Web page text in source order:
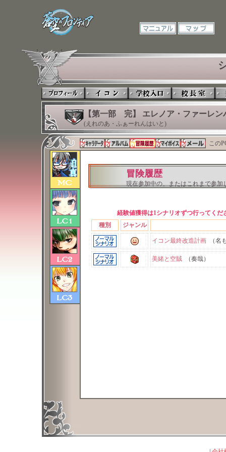
【第一部 完】 エレノア・ファーレン
(えれのあ・ふぁーれんはいと)
この
冒険履歴
現在参加中の、またはこれまで参
経験値獲得は1シナリオずつ行ってく
種別
ジャンル
イコン最終改造計画 （名
美緒と空賊 （奏哉）